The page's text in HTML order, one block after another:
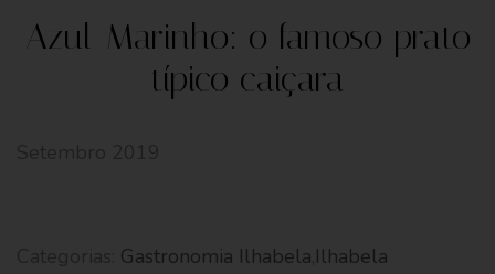
Azul-Marinho: o famoso prato
típico caiçara
Gastronomia Ilhabela Ilhabela